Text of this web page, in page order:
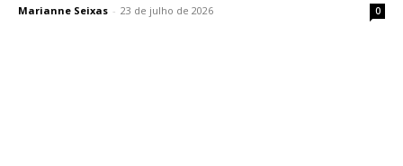
Marianne Seixas - 23 de julho de 2026 0